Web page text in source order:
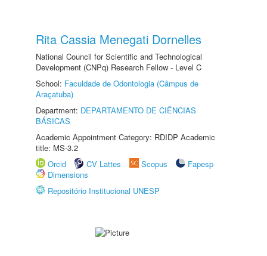
Rita Cassia Menegati Dornelles
National Council for Scientific and Technological
Development (CNPq) Research Fellow - Level C
School: Faculdade de Odontologia (Câmpus de
Araçatuba)
Department: DEPARTAMENTO DE CIÊNCIAS
BÁSICAS
Academic Appointment Category: RDIDP Academic
title: MS-3.2
Orcid
CV Lattes Scopus
Fapesp
Dimensions
Repositório Institucional UNESP